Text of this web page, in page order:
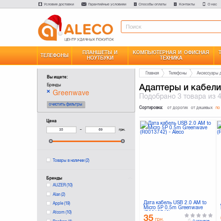
Условия доставки Гарантийные условияи Способы оплаты Контакты О нас
ТЕЛЕФОНЫ
ПЛАНШЕТЫ И
НОУТБУКИ
КОМПЬЮТЕРНАЯ И ОФИСНАЯ
ТЕХНИКА
Вы ищете:
Бренды
Greenwave
очистить фильтры
Цена
– грн.
Товары в наличии(2)
Бренды
AUZER(10)
Alan(2)
Apple(19)
Atcom(10)
Главная Телефоны Аксессуары
Адаптеры и
Подобрано3 товара из
Сортировка: от дорогих от дешевых по
Дата кабель USB 2.0 AM to
Micro 5P 0.5m Greenwave
(R0013742)
35 грн.